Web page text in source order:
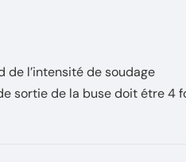
de l’intensité de soudage
sortie de la buse doit étre 4